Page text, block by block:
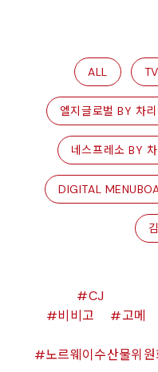
ALL
엘지글로벌 BY 차
네스프레소 BY
DIGITAL
CJ
비비고
고메
노르웨이수산물위원